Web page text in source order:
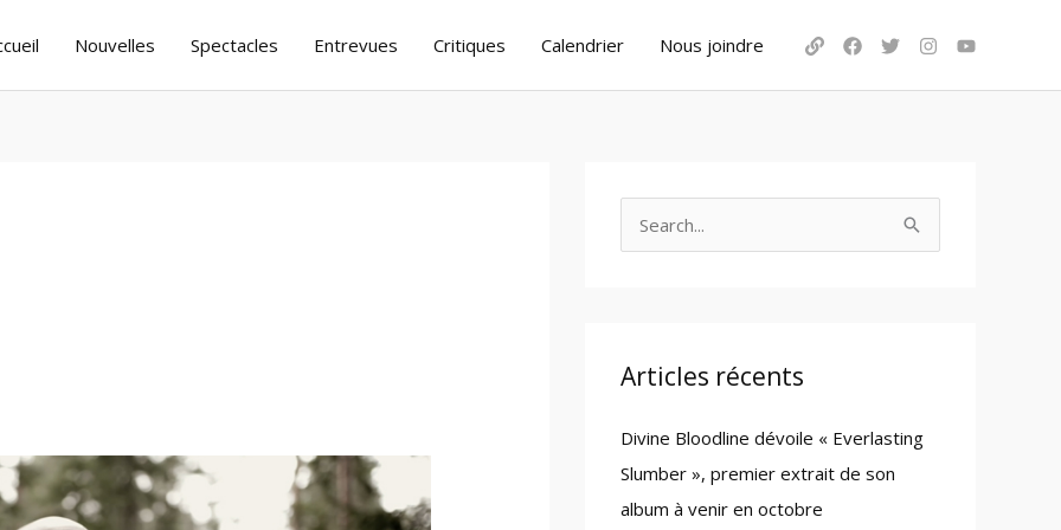
Nouvelles Spectacles Entrevues Critiques Calendrier Nous joindre
c
f
o
r
Articles récents
Divine Bloodline dévoile « Everlasting
Slumber », premier extrait de son
album à venir en octobre